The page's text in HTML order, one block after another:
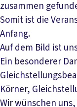
zusammen
Somit ist die
Anfang.
Auf dem Bild ist
Ein besonderer
Körner,
Wir wünschen